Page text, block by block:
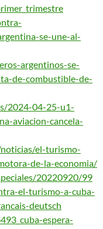
se-une-al-
argentinos-se-
de-combustible-de-
2024-04-25-u1-
aviacion-cancela-
el-turismo-
de-la-economia/
20220920/99
el-turismo-a-cuba-
deutsch
espera-